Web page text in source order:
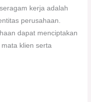
kerja adalah
perusahaan.
dapat menciptakan
klien serta